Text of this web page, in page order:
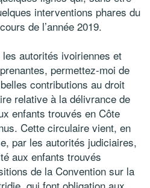
interventions phares du
de l’année 2019.
les autorités ivoiriennes et
permettez-moi de
contributions au droit
relative à la délivrance de
enfants trouvés en Côte
Cette circulaire vient, en
par les autorités judiciaires,
aux enfants trouvés
de la Convention sur la